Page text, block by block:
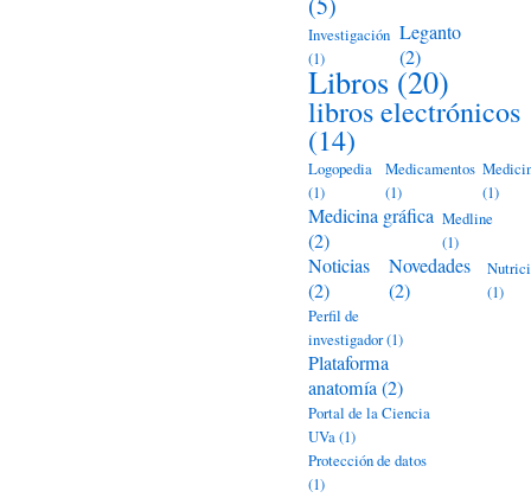
Investigación
(1)
Leganto
(2)
Libros (20)
libros electrónicos
(14)
Logopedia
(1)
Medicamentos
(1)
(1)
Medicina gráfica
(2)
Medline
(1)
Noticias
(2)
Novedades
(2)
(1)
Perfil de
investigador(1)
Plataforma
anatomía(2)
Portal de la Ciencia
UVa(1)
Protección de datos
(1)